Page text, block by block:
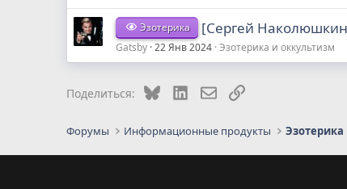
Эзотерика [Сергей
Gatsby 22 Янв 2024 Эзотерика и оккультизм
Поделиться: BlueskyLinkedInЭлектронная почта
Ссылка
Форумы Информационные продукты Эзотерика